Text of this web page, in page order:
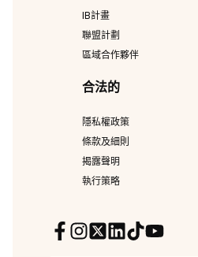
IB計畫
聯盟計劃
區域合作夥伴
合法的
隱私權政策
條款及細則
揭露聲明
執行策略